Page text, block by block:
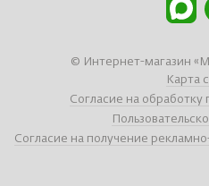
© Интернет-магазин
Карта
Согласие на обработку
Согласие на получение